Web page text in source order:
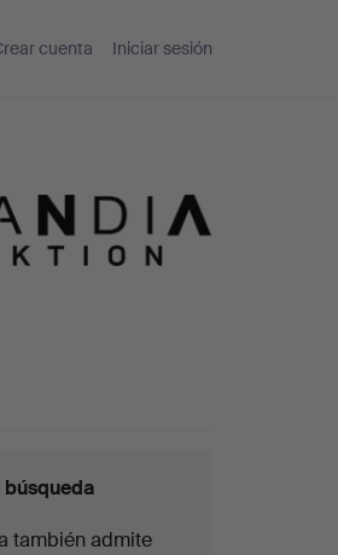
cuenta Iniciar sesión
también admite